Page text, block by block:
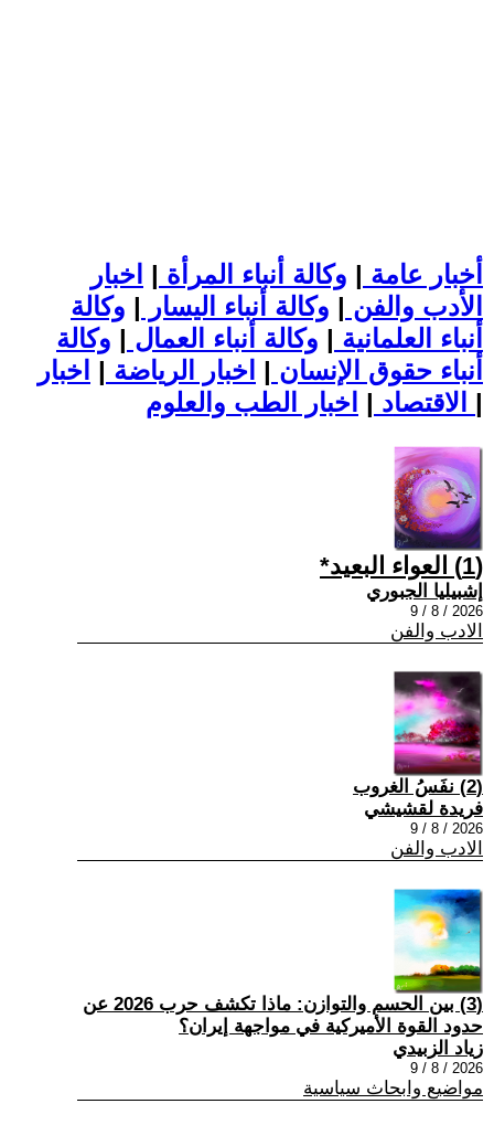
أخبار عامة | وكالة أنباء المرأة | اخبار
الأدب والفن | وكالة أنباء اليسار | وكالة
أنباء العلمانية | وكالة أنباء العمال | وكالة
أنباء حقوق الإنسان | اخبار الرياضة | اخبار
الاقتصاد | |
(1) العواء البعيد*
إشبيليا الجبوري
2026 / 8 / 9
الادب والفن
(2) نفَسُ الغروب
فريدة لقشيشي
2026 / 8 / 9
الادب والفن
(3) بين الحسم والتوازن: ماذا تكشف حرب 2026 عن
حدود القوة الأميركية في مواجهة إيران؟
زياد الزبيدي
2026 / 8 / 9
مواضيع وابحاث سياسية